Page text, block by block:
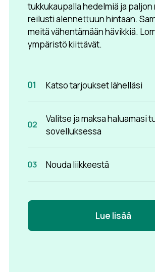
tukkukaupalla hedelmiä ja paljon
reilusti alennettuun hintaan.
meitä vähentämään hävikkiä.
ympäristö kiittävät.
Katso tarjoukset lähelläsi
Valitse ja maksa haluamasi
sovelluksessa
Nouda liikkeestä
Lue lisää